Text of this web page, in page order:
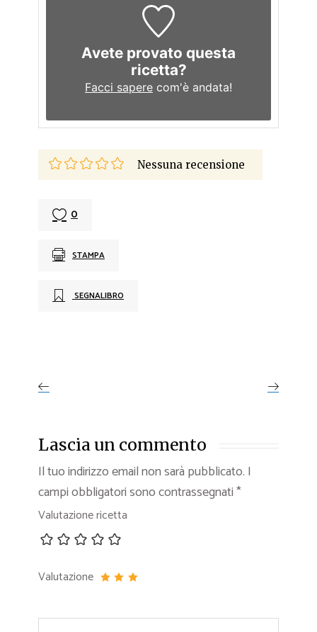
Avete provato questa
ricetta?
Facci sapere com'è andata!
Nessuna recensione
0
STAMPA
SEGNALIBRO
Lascia un commento
Il tuo indirizzo email non sarà pubblicato. I
campi obbligatori sono contrassegnati*
Valutazione ricetta
Valutazione